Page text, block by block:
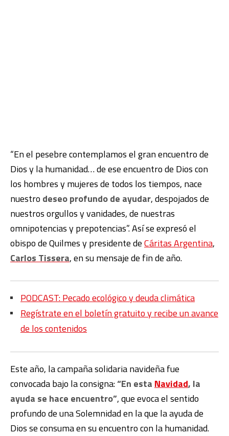
“En el pesebre contemplamos el gran encuentro de
Dios y la humanidad… de ese encuentro de Dios con
los hombres y mujeres de todos los tiempos, nace
nuestro deseo profundo de ayudar, despojados de
nuestros orgullos y vanidades, de nuestras
omnipotencias y prepotencias”. Así se expresó el
obispo de Quilmes y presidente deCáritas Argentina,
Carlos Tissera, en su mensaje de fin de año.
PODCAST: Pecado ecológico y deuda climática
Regístrate en el boletín gratuito y recibe un avance
de los contenidos
Este año, la campaña solidaria navideña fue
convocada bajo la consigna:“En esta Navidad, la
ayuda se hace encuentro”, que evoca el sentido
profundo de una Solemnidad en la que la ayuda de
Dios se consuma en su encuentro con la humanidad.